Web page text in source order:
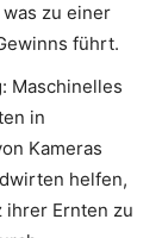
zu einer
führt.
Maschinelles
in
Kameras
helfen,
ihrer Ernten zu